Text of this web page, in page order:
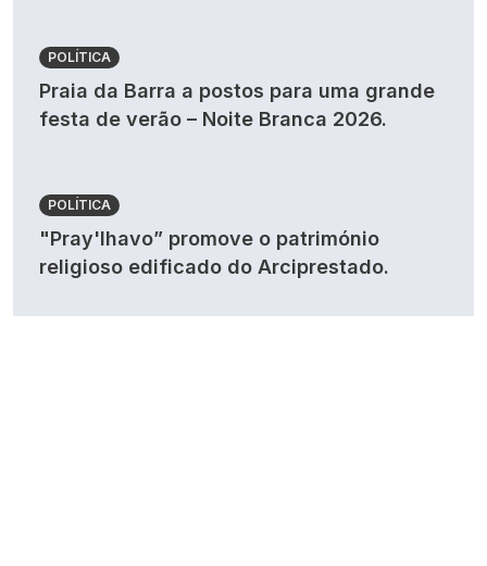
POLÍTICA
Praia da Barra a postos para uma grande
festa de verão – Noite Branca 2026.
POLÍTICA
"Pray'lhavo” promove o património
religioso edificado do Arciprestado.